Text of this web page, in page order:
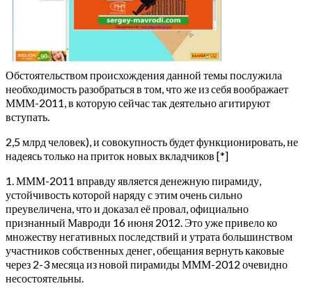
Обстоятельством происхождения данной темы послужила
необходимость разобраться в том, что же из себя воображает
МММ-2011, в которую сейчас так деятельно агитируют
вступать.
2,5 млрд человек), и совокупность будет функционировать, не
надеясь только на приток новых вкладчиков [*]
1. МММ-2011 вправду является денежную пирамиду,
устойчивость которой наряду с этим очень сильно
преувеличена, что и доказал её провал, официально
признанный Мавроди 16 июня 2012. Это уже привело ко
множеству негативных последствий и утрата большинством
участников собственных денег, обещания вернуть каковые
через 2-3 месяца из новой пирамиды МММ-2012 очевидно
несостоятельны.